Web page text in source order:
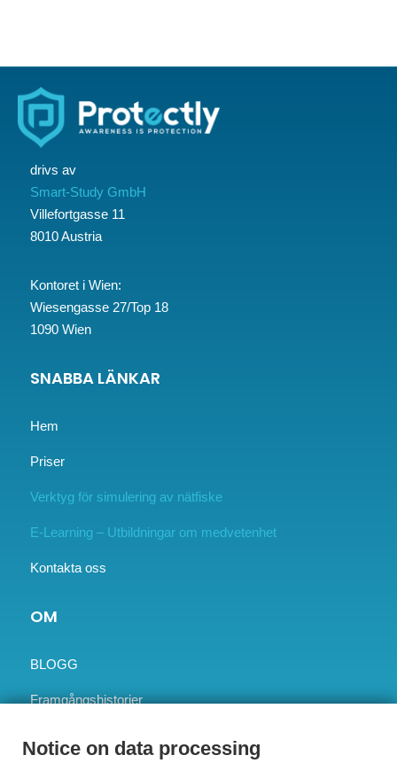
Notice on data processing
drivs av
Smart-Study GmbH
Villefortgasse 11
8010 Austria
Kontoret i Wien:
Wiesengasse 27/Top 18
1090 Wien
SNABBA LÄNKAR
Hem
Priser
Verktyg för simulering av nätfiske
E-Learning – Utbildningar om medvetenhet
Kontakta oss
OM
BLOGG
Framgångshistorier